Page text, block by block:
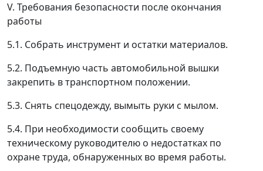
V. Требования безопасности после окончания
работы
5.1. Собрать инструмент и остатки материалов.
5.2. Подъемную часть автомобильной вышки
закрепить в транспортном положении.
5.3. Снять спецодежду, вымыть руки с мылом.
5.4. При необходимости сообщить своему
техническому руководителю о недостатках по
охране труда, обнаруженных во время работы.